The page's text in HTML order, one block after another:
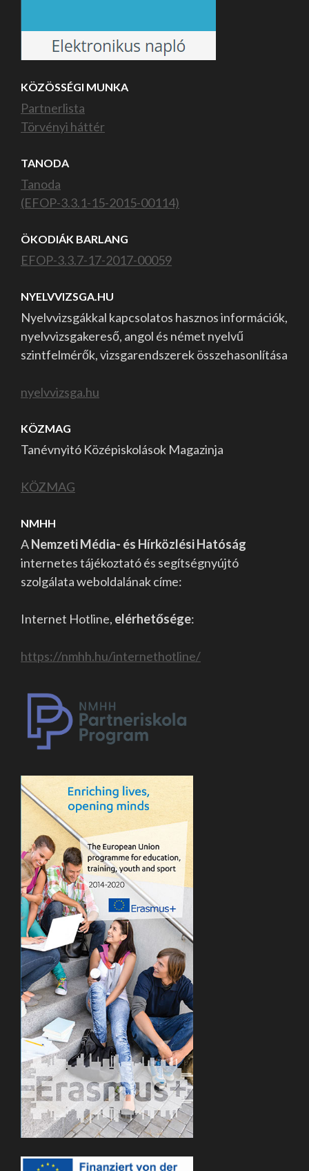
KÖZÖSSÉGI MUNKA
Partnerlista
Törvényi háttér
TANODA
Tanoda
(EFOP-3.3.1-15-2015-00114)
ÖKODIÁK BARLANG
EFOP-3.3.7-17-2017-00059
NYELVVIZSGA.HU
Nyelvvizsgákkal kapcsolatos hasznos információk,
nyelvvizsgakereső, angol és német nyelvű
szintfelmérők, vizsgarendszerek összehasonlítása
nyelvvizsga.hu
KÖZMAG
Tanévnyitó Középiskolások Magazinja
KÖZMAG
NMHH
ANemzeti Média- és Hírközlési Hatóság
internetes tájékoztató és segítségnyújtó
szolgálata weboldalának címe:
Internet Hotline, elérhetősége:
https://nmhh.hu/internethotline/